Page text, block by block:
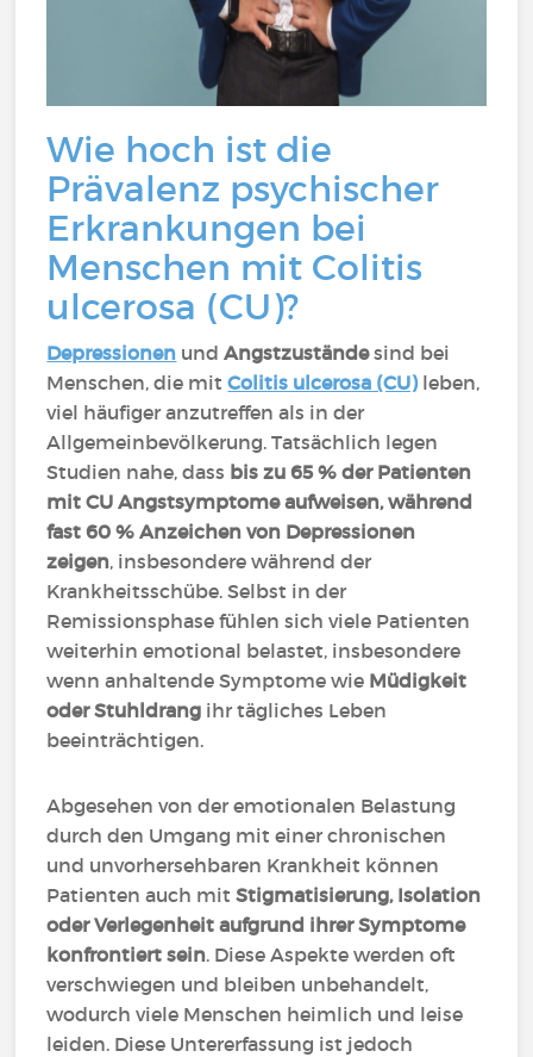
Wie hoch ist die
Prävalenz psychischer
Erkrankungen bei
Menschen mit Colitis
ulcerosa (CU)?
Depressionen undAngstzuständesind bei
Menschen, die mitColitis ulcerosa (CU)leben,
viel häufiger anzutreffen als in der
Allgemeinbevölkerung. Tatsächlich legen
Studien nahe, dass bis zu 65 % der Patienten
mit CU Angstsymptome aufweisen, während
fast 60 % Anzeichen von Depressionen
zeigen, insbesondere während der
Krankheitsschübe. Selbst in der
Remissionsphase fühlen sich viele Patienten
weiterhin emotional belastet, insbesondere
wenn anhaltende Symptome wie Müdigkeit
oder Stuhldrang ihr tägliches Leben
beeinträchtigen.
Abgesehen von der emotionalen Belastung
durch den Umgang mit einer chronischen
und unvorhersehbaren Krankheit können
Patienten auch mitStigmatisierung, Isolation
oder Verlegenheit aufgrund ihrer Symptome
konfrontiert sein. Diese Aspekte werden oft
verschwiegen und bleiben unbehandelt,
wodurch viele Menschen heimlich und leise
leiden. Diese Untererfassung ist jedoch